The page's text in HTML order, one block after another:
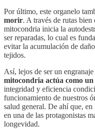
Por último, este organelo
morir. A través de rutas bien
mitocondria inicia la
ser reparadas, lo cual es
evitar la acumulación de
tejidos.
Así, lejos de ser un
mitocondria actúa como
integridad y eficiencia
funcionamiento de nuestros
salud general. De ahí que,
en una de las protagonistas
longevidad.